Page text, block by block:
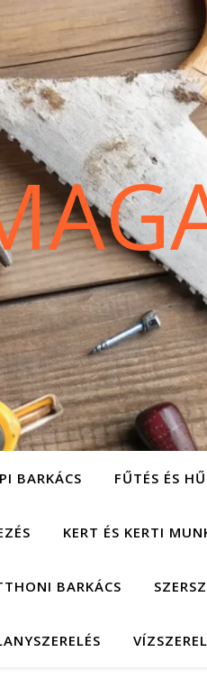
BARKÁCS FŰTÉS ÉS
KERT ÉS KERTI
BARKÁCS